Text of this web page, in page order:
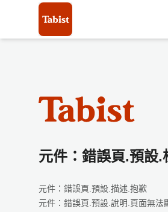
元件：錯誤頁.預設.
元件：錯誤頁.預設.描述.抱歉
元件：錯誤頁.預設.說明.頁面無法